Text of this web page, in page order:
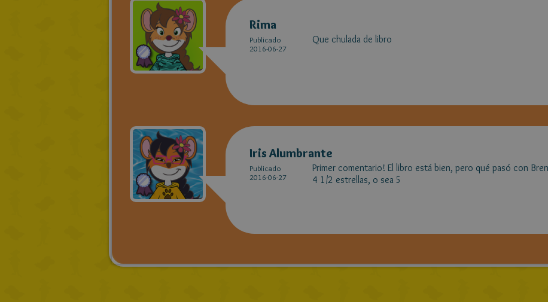
Rima
Publicado
2016-06-27
Que chulada de libro
Iris Alumbrante
Publicado
2016-06-27
Primer comentario! El libro está bien, pero qué pasó con
4 1/2 estrellas, o sea 5